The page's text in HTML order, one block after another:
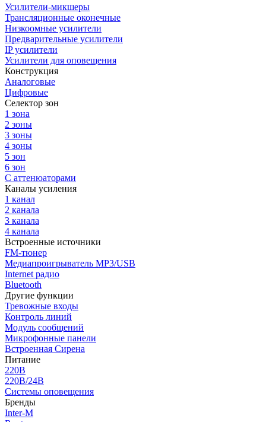
Усилители-микшеры
Трансляционные оконечные
Низкоомные усилители
Предварительные усилители
IP усилители
Усилители для оповещения
Конструкция
Аналоговые
Цифровые
Селектор зон
1 зона
2 зоны
3 зоны
4 зоны
5 зон
6 зон
С аттенюаторами
Каналы усиления
1 канал
2 канала
3 канала
4 канала
Встроенные источники
FM-тюнер
Медиапроигрыватель MP3/USB
Internet радио
Bluetooth
Другие функции
Тревожные входы
Контроль линий
Модуль сообщений
Микрофонные панели
Встроенная Сирена
Питание
220В
220В/24В
Системы оповещения
Бренды
Inter-M